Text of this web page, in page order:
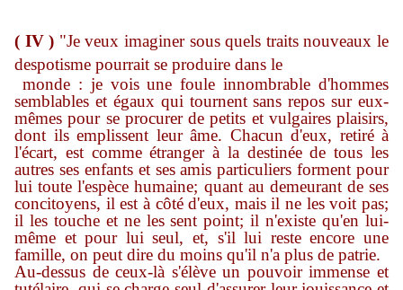
( IV ) "Je veux imaginer sous quels traits nouveaux le
despotisme pourrait se produire dans le
monde : je vois une foule innombrable d'hommes
semblables et égaux qui tournent sans repos sur eux-
mêmes pour se procurer de petits et vulgaires plaisirs,
dont ils emplissent leur âme. Chacun d'eux, retiré à
l'écart, est comme étranger à la destinée de tous les
autres ses enfants et ses amis particuliers forment pour
lui toute l'espèce humaine; quant au demeurant de ses
concitoyens, il est à côté d'eux, mais il ne les voit pas;
il les touche et ne les sent point; il n'existe qu'en lui-
même et pour lui seul, et, s'il lui reste encore une
famille, on peut dire du moins qu'il n'a plus de patrie.
Au-dessus de ceux-là s'élève un pouvoir immense et